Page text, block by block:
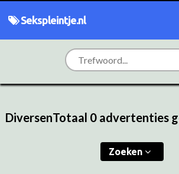
Sekspleintje.nl
DiversenTotaal 0 advertenties
Zoeken